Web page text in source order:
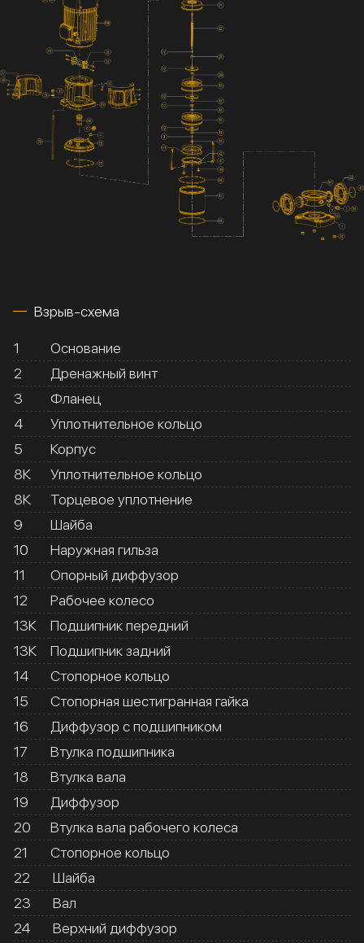
Взрыв-схема
1
Основание
2
Дренажный винт
3
Фланец
4
Уплотнительное кольцо
5
Корпус
8К
Уплотнительное кольцо
8К
Торцевое уплотнение
9
Шайба
10
Наружная гильза
11
Опорный диффузор
12
Рабочее колесо
13К
Подшипник передний
13К
Подшипник задний
14
Стопорное кольцо
15
Стопорная шестигранная гайка
16
Диффузор с подшипником
17
Втулка подшипника
18
Втулка вала
19
Диффузор
20
Втулка вала рабочего колеса
21
Стопорное кольцо
22
Шайба
23
Вал
24
Верхний диффузор